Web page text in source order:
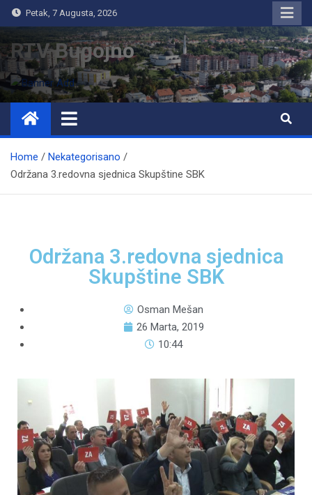
Petak, 7 Augusta, 2026
RTV Bugojno
Home
Nekategorisano
Održana 3.redovna sjednica Skupštine SBK
Održana 3.redovna sjednica
Skupštine SBK
Osman Mešan
26 Marta, 2019
10:44